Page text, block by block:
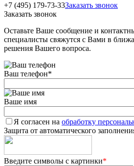
+7 (495) 179-73-33Заказать звонок
Заказать звонок
Оставьте Ваше сообщение и
специалисты свяжутся с Вами в
решения Вашего вопроса.
Ваш телефон*
Ваше имя
Я согласен на обработку
Защита от автоматического
Введите символы с картинки*